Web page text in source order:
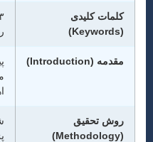
کلمات کلیدی
(Keywords)
مقدمه (Introduction)
روش تحقیق
(Methodology)